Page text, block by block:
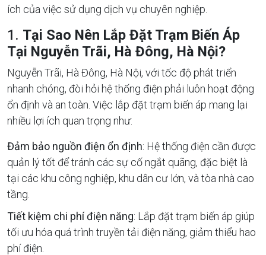
ích của việc sử dụng dịch vụ chuyên nghiệp.
1. Tại Sao Nên Lắp Đặt Trạm Biến Áp
Tại Nguyễn Trãi, Hà Đông, Hà Nội?
Nguyễn Trãi, Hà Đông, Hà Nội, với tốc độ phát triển
nhanh chóng, đòi hỏi hệ thống điện phải luôn hoạt động
ổn định và an toàn. Việc lắp đặt trạm biến áp mang lại
nhiều lợi ích quan trọng như:
Đảm bảo nguồn điện ổn định: Hệ thống điện cần được
quản lý tốt để tránh các sự cố ngắt quãng, đặc biệt là
tại các khu công nghiệp, khu dân cư lớn, và tòa nhà cao
tầng.
Tiết kiệm chi phí điện năng: Lắp đặt trạm biến áp giúp
tối ưu hóa quá trình truyền tải điện năng, giảm thiểu hao
phí điện.